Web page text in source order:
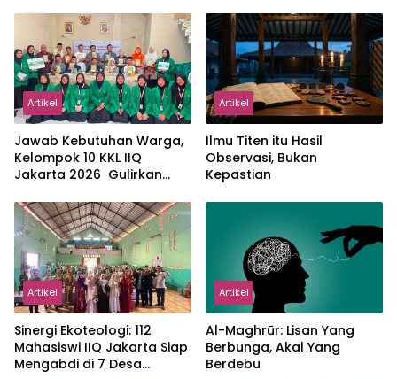
Artikel
Jawab Kebutuhan Warga,
Kelompok 10 KKL IIQ
Jakarta 2026 Gulirkan
Sukamanah
Artikel
Ilmu Titen itu Hasil
Observasi, Bukan
Kepastian
Artikel
‎Sinergi Ekoteologi: 112
Mahasiswi IIQ Jakarta Siap
Mengabdi di 7 Desa
Artikel
Al-Maghrūr: Lisan Yang
Berbunga, Akal Yang
Berdebu